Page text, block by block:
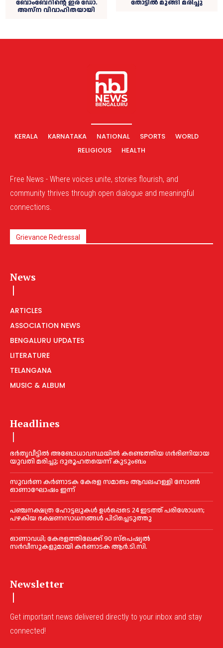
ബോംബേറിന്റെ ഇര ഡോ.
അസ്‌ന വിവാഹിതയായി
തോട്ടില്‍ മുങ്ങി മരിച്ചു
KERALA KARNATAKA NATIONAL SPORTS
WORLD
RELIGIOUS
HEALTH
Free News - Where voices unite, stories flourish, and
community thrives through open dialogue and meaningful
connections.
Grievance Redressal
News
ARTICLES
ASSOCIATION NEWS
BENGALURU UPDATES
LITERATURE
TELANGANA
MUSIC & ALBUM
Headlines
ഭര്‍തൃവീട്ടില്‍ അബോധാവസ്ഥയില്‍ കണ്ടെത്തിയ ഗര്‍ഭിണിയായ
യുവതി മരിച്ചു; ദുരൂഹതയെന്ന് കുടുംബം
സുവർണ കർണാടക കേരള സമാജം ആവലഹള്ളി സോണ്‍
ഓണാഘോഷം ഇന്ന്
പഞ്ചനക്ഷത്ര ഹോട്ടലുകള്‍ ഉൾപ്പെടെ 24 ഇടത്ത് പരിശോധന;
പഴകിയ ഭക്ഷണസാധനങ്ങൾ പിടിച്ചെടുത്തു
ഓണാവധി; കേരളത്തിലേക്ക് 90 സ്പെഷ്യല്‍
സർവീസുകളുമായി കർണാടക ആർ.ടി.സി.
Newsletter
Get important news delivered directly to your inbox and stay
connected!